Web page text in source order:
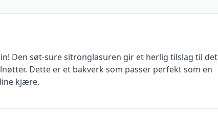
Den søt-sure sitronglasuren gir et herlig tilslag til det
Dette er et bakverk som passer perfekt som en
kjære.